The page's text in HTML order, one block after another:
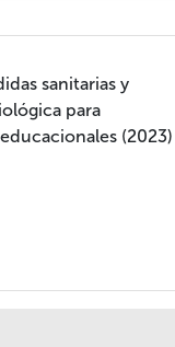
sanitarias y
para
(2023)